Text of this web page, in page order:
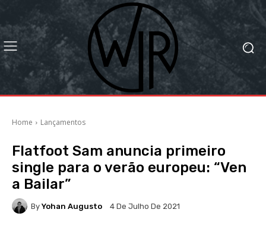
Home Lançamentos
Flatfoot Sam anuncia primeiro
single para o verão europeu: “Ven
a Bailar”
By Yohan Augusto 4 De Julho De 2021